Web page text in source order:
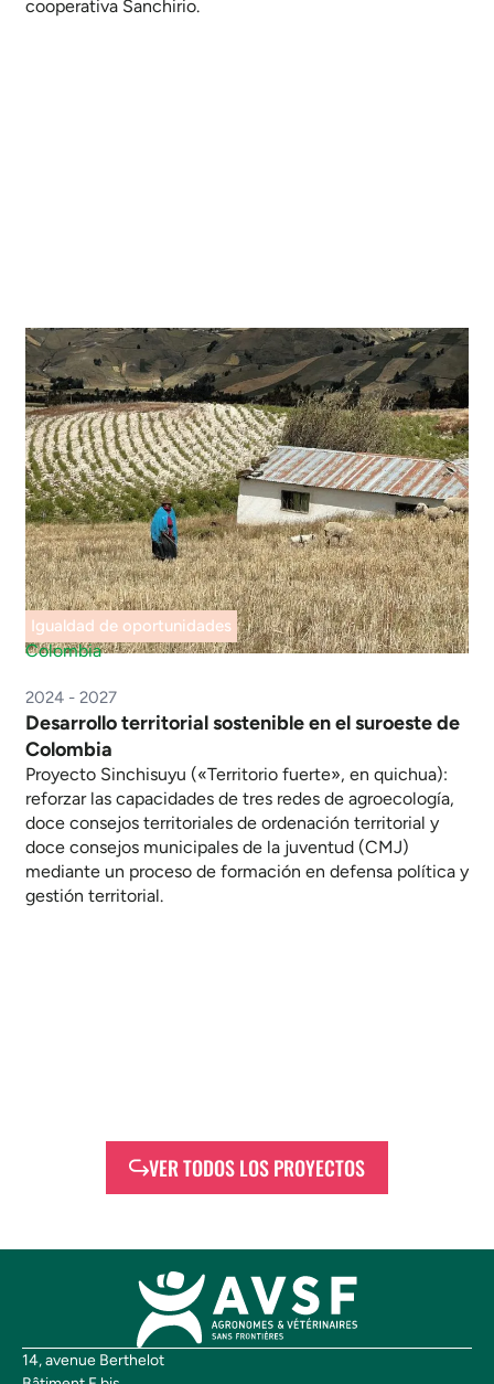
cooperativa Sanchirio.
Igualdad de oportunidades
Colombia
2024 - 2027
Desarrollo territorial sostenible en el suroeste de
Colombia
Proyecto Sinchisuyu («Territorio fuerte», en quichua):
reforzar las capacidades de tres redes de agroecología,
doce consejos territoriales de ordenación territorial y
doce consejos municipales de la juventud (CMJ)
mediante un proceso de formación en defensa política y
gestión territorial.
VER TODOS LOS PROYECTOS
14, avenue Berthelot